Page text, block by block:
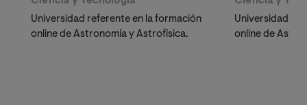
Universidad referente en la formación
online de Astronomía y Astrofísica.
Universidad
online de